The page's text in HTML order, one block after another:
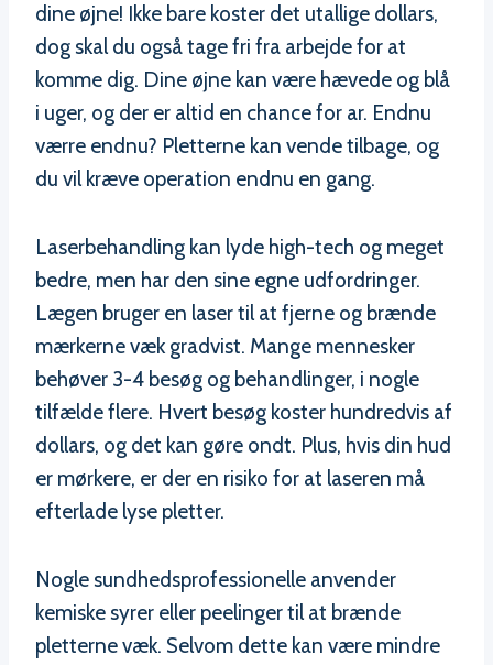
dine øjne! Ikke bare koster det utallige dollars,
dog skal du også tage fri fra arbejde for at
komme dig. Dine øjne kan være hævede og blå
i uger, og der er altid en chance for ar. Endnu
værre endnu? Pletterne kan vende tilbage, og
du vil kræve operation endnu en gang.
Laserbehandling kan lyde high-tech og meget
bedre, men har den sine egne udfordringer.
Lægen bruger en laser til at fjerne og brænde
mærkerne væk gradvist. Mange mennesker
behøver 3-4 besøg og behandlinger, i nogle
tilfælde flere. Hvert besøg koster hundredvis af
dollars, og det kan gøre ondt. Plus, hvis din hud
er mørkere, er der en risiko for at laseren må
efterlade lyse pletter.
Nogle sundhedsprofessionelle anvender
kemiske syrer eller peelinger til at brænde
pletterne væk. Selvom dette kan være mindre